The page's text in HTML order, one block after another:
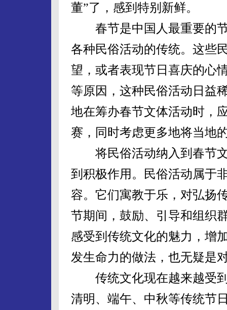
董”了，感到特别新鲜。
春节是中国人最重要的节
各种民俗活动的传统。这些
望，或者表现节日喜庆的心
等原因，这种民俗活动日益
地在筹办春节文体活动时，
赛，同时考虑更多地将当地
将民俗活动纳入到春节文
到积极作用。民俗活动属于
容。它们寓教于乐，对弘扬
节期间，鼓励、引导和组织
感受到传统文化的魅力，增
发生命力的做法，也无疑是
传统文化现在越来越受到
清明、端午、中秋等传统节